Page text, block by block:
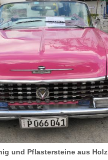
und Pflastersteine aus Holz